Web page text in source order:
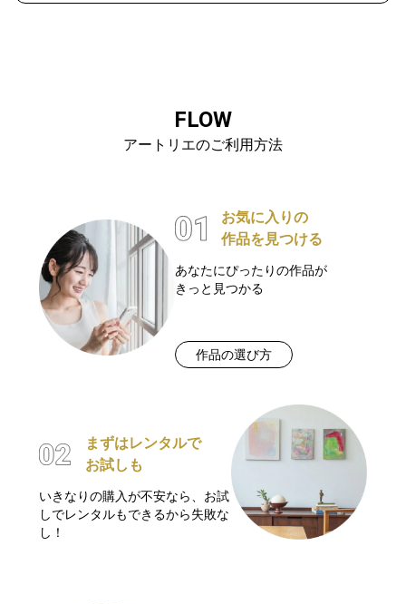
FLOW
アートリエのご利用方法
お気に入りの
作品を見つける
あなたにぴったりの作品が
きっと見つかる
作品の選び方
まずはレンタルで
お試しも
いきなりの購入が不安なら、お試
しでレンタルもできるから失敗な
し！